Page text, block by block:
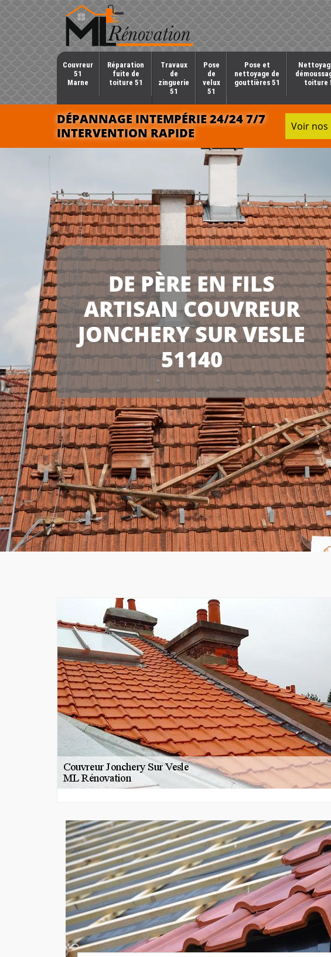
Couvreur
51
Marne
Réparation
fuite de
toiture 51
Travaux
de
zinguerie
51
Pose
de
velux
51
Pose et
nettoyage de
gouttières 51
toiture
DÉPANNAGE INTEMPÉRIE 24/24 7/7
INTERVENTION RAPIDE
Voir nos
DE PÈRE EN FILS
ARTISAN COUVREUR
JONCHERY SUR VESLE
51140